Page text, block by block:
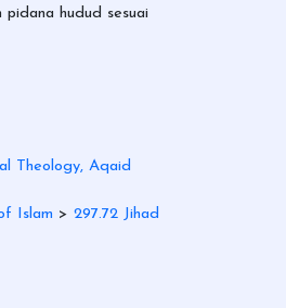
hudud sesuai
Theology, Aqaid
Islam > 297.72 Jihad